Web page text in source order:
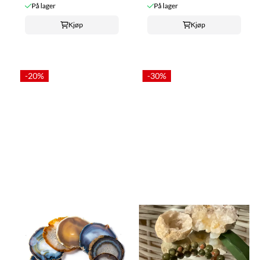
På lager
Kjøp
På lager
Kjøp
-20% -30%